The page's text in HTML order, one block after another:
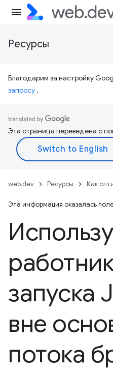
Ресурсы
Благодарим за настройку
запросу .
Эта страница переведена с
web.dev Ресурсы Как
Эта информация оказалась
запуска
вне
потока